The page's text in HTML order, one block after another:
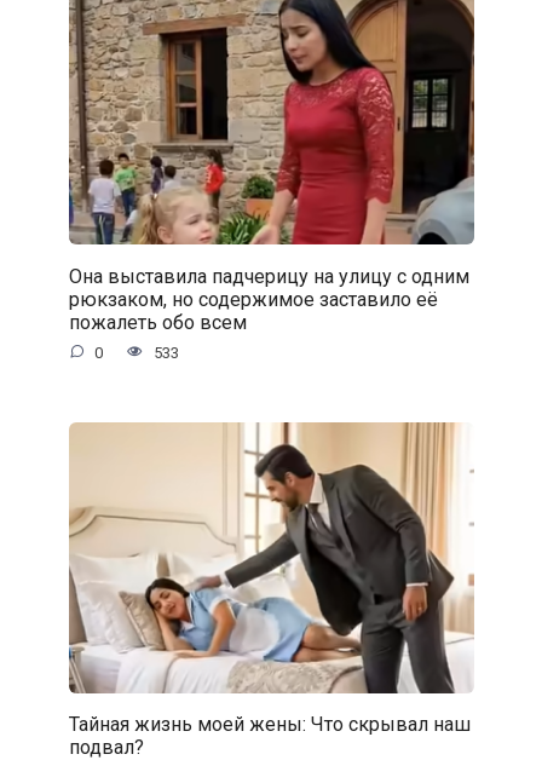
Она выставила падчерицу на улицу с одним
рюкзаком, но содержимое заставило её
пожалеть обо всем
0 533
Тайная жизнь моей жены: Что скрывал наш
подвал?